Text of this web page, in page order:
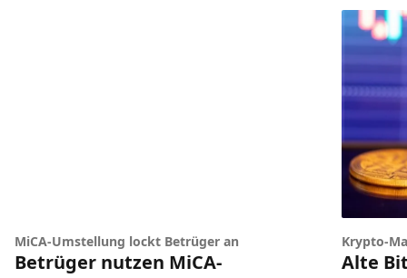
MiCA-Umstellung lockt Betrüger an
Betrüger nutzen MiCA-
Krypto-
Alte